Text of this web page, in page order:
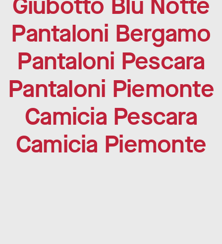
Pantaloni Bergamo
Pantaloni Pescara
Pantaloni Piemonte
Camicia Pescara
Camicia Piemonte